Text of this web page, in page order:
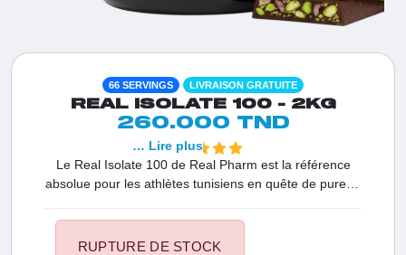
66 SERVINGS LIVRAISON GRATUITE
REAL ISOLATE 100 - 2KG
260.000 TND
Le Real Isolate 100 de Real Pharm est la référence
absolue pour les athlètes tunisiens en quête de pureté.
(CFM), nous vous offrons une protéine immaculée,
débarrassée du superflu. Avec 27 g de protéines par
… Lire plus
RUPTURE DE STOCK